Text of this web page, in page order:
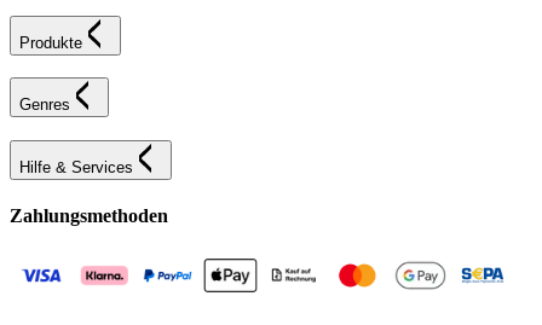
Produkte
Genres
Hilfe & Services
Zahlungsmethoden